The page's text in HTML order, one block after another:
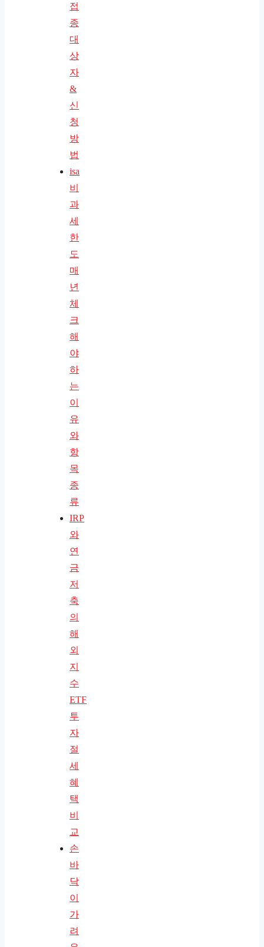
접
종
대
상
자
&
신
청
방
법
isa
비
과
세
한
도
매
년
체
크
해
야
하
는
이
유
와
항
목
종
류
IRP
와
연
금
저
축
의
해
외
지
수
ETF
투
자
절
세
혜
택
비
교
손
바
닥
이
가
려